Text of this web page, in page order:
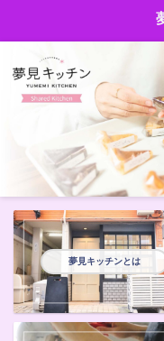
夢見キッチンとは